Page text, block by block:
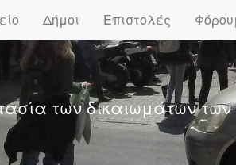
Δήμοι Επιστολές
των δικαιωμάτων